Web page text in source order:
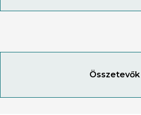
Összetevők